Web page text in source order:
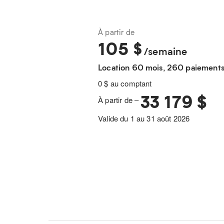
À partir de
105 $/semaine
Location 60 mois, 260 paiements
0 $ au comptant
À partir de –33 179 $
Valide du 1 au 31 août 2026